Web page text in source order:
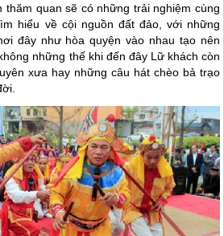
thăm quan sẽ có những trải nghiệm cùng
hiểu về cội nguồn đất đảo, với những
đây như hòa quyện vào nhau tạo nên
những thế khi đến đây Lữ khách còn
xưa hay những câu hát chèo bả trạo